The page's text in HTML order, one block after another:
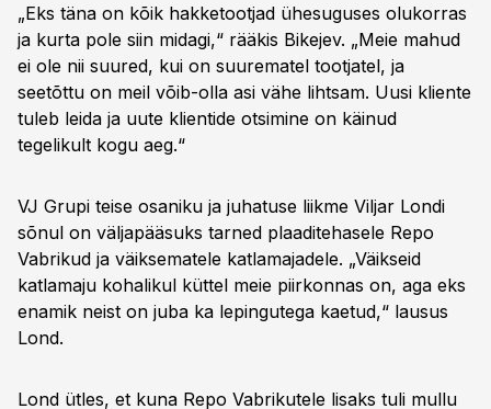
„Eks täna on kõik hakketootjad ühesuguses olukorras
ja kurta pole siin midagi,“ rääkis Bikejev. „Meie mahud
ei ole nii suured, kui on suurematel tootjatel, ja
seetõttu on meil võib-olla asi vähe lihtsam. Uusi kliente
tuleb leida ja uute klientide otsimine on käinud
tegelikult kogu aeg.“
VJ Grupi teise osaniku ja juhatuse liikme Viljar Londi
sõnul on väljapääsuks tarned plaaditehasele Repo
Vabrikud ja väiksematele katlamajadele. „Väikseid
katlamaju kohalikul küttel meie piirkonnas on, aga eks
enamik neist on juba ka lepingutega kaetud,“ lausus
Lond.
Lond ütles, et kuna Repo Vabrikutele lisaks tuli mullu